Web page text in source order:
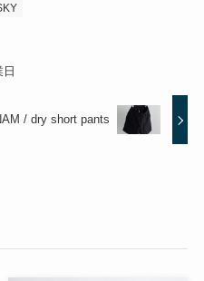
/ dry short pants